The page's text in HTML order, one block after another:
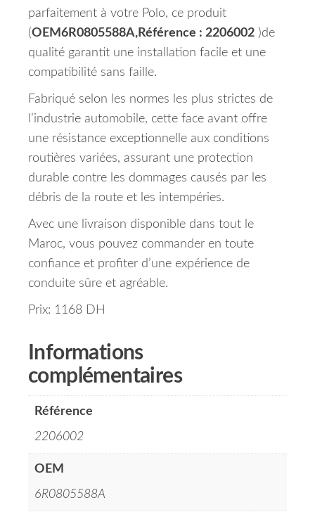
parfaitement à votre Polo, ce produit
(OEM6R0805588A,Référence : 2206002 )de
qualité garantit une installation facile et une
compatibilité sans faille.
Fabriqué selon les normes les plus strictes de
l’industrie automobile, cette face avant offre
une résistance exceptionnelle aux conditions
routières variées, assurant une protection
durable contre les dommages causés par les
débris de la route et les intempéries.
Avec une livraison disponible dans tout le
Maroc, vous pouvez commander en toute
confiance et profiter d’une expérience de
conduite sûre et agréable.
Prix: 1168 DH
Informations
complémentaires
Référence
2206002
OEM
6R0805588A